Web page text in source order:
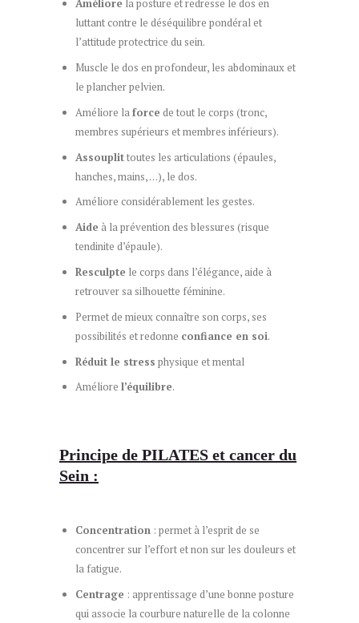
Améliore la posture et redresse le dos en
luttant contre le déséquilibre pondéral et
l’attitude protectrice du sein.
Muscle le dos en profondeur, les abdominaux et
le plancher pelvien.
Améliore laforce de tout le corps (tronc,
membres supérieurs et membres inférieurs).
Assouplittoutes les articulations (épaules,
hanches, mains, …), le dos.
Améliore considérablement les gestes.
Aide à la prévention des blessures (risque
tendinite d’épaule).
Resculpte le corps dans l’élégance, aide à
retrouver sa silhouette féminine.
Permet de mieux connaître son corps, ses
possibilités et redonne confiance en soi.
Réduit le stress physique et mental
Améliore l’équilibre.
Principe de PILATES et cancer du
Sein :
Concentration: permet à l’esprit de se
concentrer sur l’effort et non sur les douleurs et
la fatigue.
Centrage : apprentissage d’une bonne posture
qui associe la courbure naturelle de la colonne